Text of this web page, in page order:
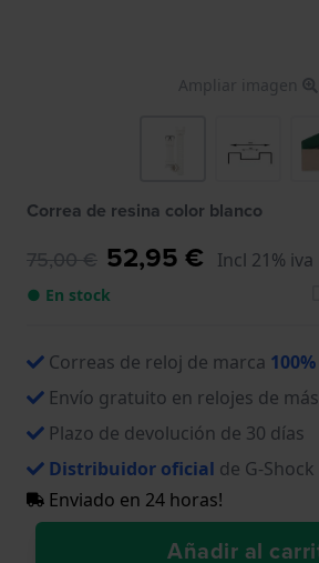
Ampliar imagen
Correa de resina color blanco
75,00 € 52,95 € Incl 21% iva
● En stock
Correas de reloj de marca
Envío gratuito en relojes de
Plazo de devolución de 30 días
Distribuidor oficial de G-Shock
Enviado en 24 horas!
Añadir al